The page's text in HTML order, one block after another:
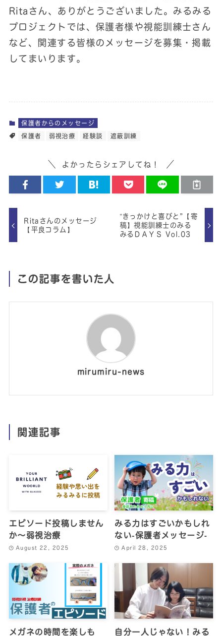
Ritaさん、ありがとうございました。みるみる
プロジェクトでは、保護者様や視能訓練士さん
など、関連する皆様のメッセージを募集・掲載
してまいります。
保護者からのメッセージ
保護者 弱視治療 経験談 遮蔽訓練
よかったらシェアしてね！
Ritaさんのメッセージ
【平良コラム】
“きっかけと喜びと”【寄
稿】視能訓練士のみる
みるＤＡＹＳ Vol.03
この記事を書いた人
mirumiru-news
関連記事
エピソード投稿しません
か～弱視治療
August 22, 2025
みる力はすごいかもしれ
ない‐保護者メッセージ‐
April 28, 2025
メガネの時間を楽しも
自分一人じゃない！みる